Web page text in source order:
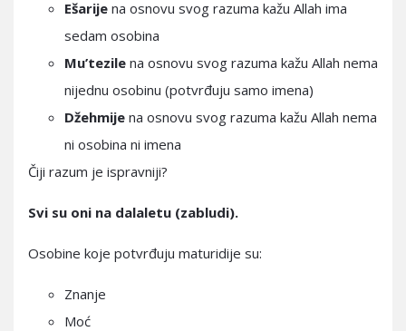
Ešarije na osnovu svog razuma kažu Allah ima
sedam osobina
Mu’tezile na osnovu svog razuma kažu Allah nema
nijednu osobinu (potvrđuju samo imena)
Džehmije na osnovu svog razuma kažu Allah nema
ni osobina ni imena
Čiji razum je ispravniji?
Svi su oni na dalaletu (zabludi).
Osobine koje potvrđuju maturidije su:
Znanje
Moć